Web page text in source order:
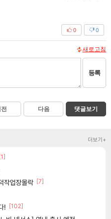
0
0
새로고침
등록
다음 댓글보기
더보기+
[1]
작업장몰락 [7]
! [102]